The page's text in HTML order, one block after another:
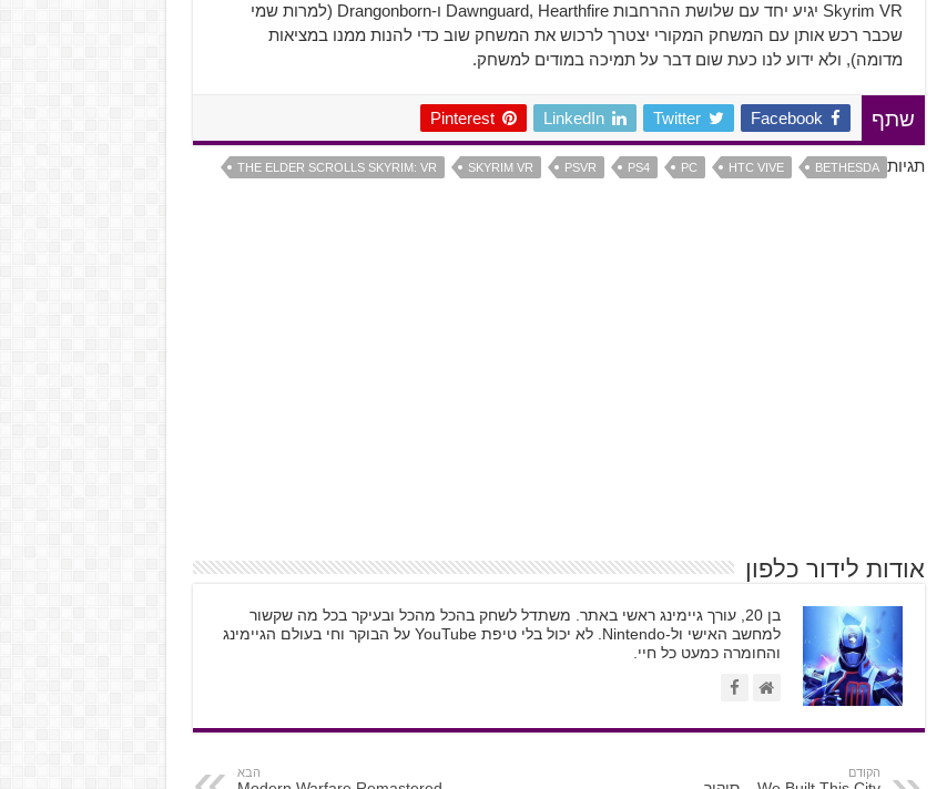
Skyrim VR יגיע יחד עם שלושת ההרחבות Dawnguard, Hearthfire ו-Drangonborn (למרות שמי
שכבר רכש אותן עם המשחק המקורי יצטרך לרכוש את המשחק שוב כדי להנות ממנו במציאות
מדומה), ולא ידוע לנו כעת שום דבר על תמיכה במודים למשחק.
שתף Facebook
Twitter
LinkedIn
Pinterest
תגיות BETHESDA
HTC VIVE
PC
PS4
PSVR
SKYRIM VR
THE ELDER SCROLLS SKYRIM: VR
אודות לידור כלפון
בן 20, עורך גיימינג ראשי באתר. משתדל לשחק בהכל מהכל ובעיקר בכל מה שקשור
למחשב האישי ול-Nintendo. לא יכול בלי טיפת YouTube על הבוקר וחי בעולם הגיימינג
והחומרה כמעט כל חיי.
הקודם הבא